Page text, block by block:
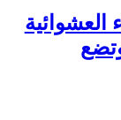
العشوائية